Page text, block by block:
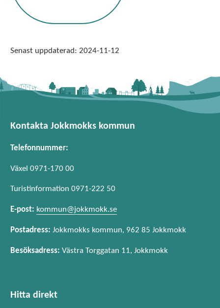
Senast uppdaterad: 2024-11-12
Kontakta Jokkmokks kommun
Telefonnummer:
Växel 0971-170 00
Turistinformation 0971-222 50
E-post: kommun@jokkmokk.se
Postadress: Jokkmokks kommun, 962 85 Jokkmokk
Besöksadress: Västra Torggatan 11, Jokkmokk
Hitta direkt